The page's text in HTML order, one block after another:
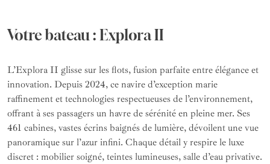
Votre bateau : Explora II
L’Explora II glisse sur les flots, fusion parfaite entre élégance et
innovation. Depuis 2024, ce navire d’exception marie
raffinement et technologies respectueuses de l’environnement,
offrant à ses passagers un havre de sérénité en pleine mer. Ses
461 cabines, vastes écrins baignés de lumière, dévoilent une vue
panoramique sur l’azur infini. Chaque détail y respire le luxe
discret : mobilier soigné, teintes lumineuses, salle d’eau privative.